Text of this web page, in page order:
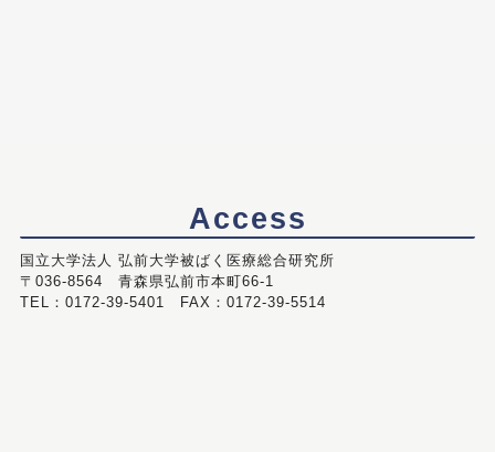
Access
国立大学法人 弘前大学被ばく医療総合研究所
〒036-8564 青森県弘前市本町66-1
TEL：0172-39-5401 FAX：0172-39-5514